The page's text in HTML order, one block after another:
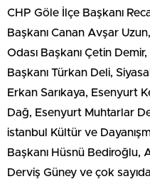
CHP Göle İlçe Başkanı
Başkanı Canan Avşar
Odası Başkanı Çetin
Başkanı Türkan Deli,
Erkan Sarıkaya, Esenyurt
Dağ, Esenyurt Muhtarlar
istanbul Kültür ve
Başkanı Hüsnü Bediroğlu,
Derviş Güney ve çok